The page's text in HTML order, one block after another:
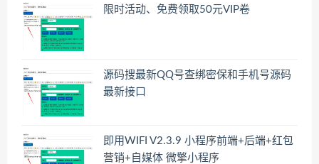
限时活动、免费领取50元VIP卷
源码搜最新QQ号查绑密保和手机号源码
最新接口
即用WIFI V2.3.9 小程序前端+后端+红包
营销+自媒体 微擎小程序